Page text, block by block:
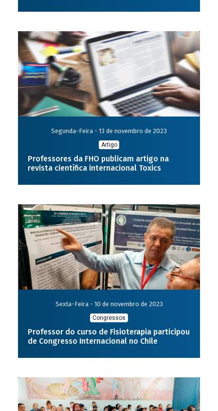
Segunda-Feira - 13 de novembro de 2023
Artigo
Professores da FHO publicam artigo na
revista científica internacional Toxics
Sexta-Feira - 10 de novembro de 2023
Congressos
Professor do curso de Fisioterapia participou
de Congresso Internacional no Chile